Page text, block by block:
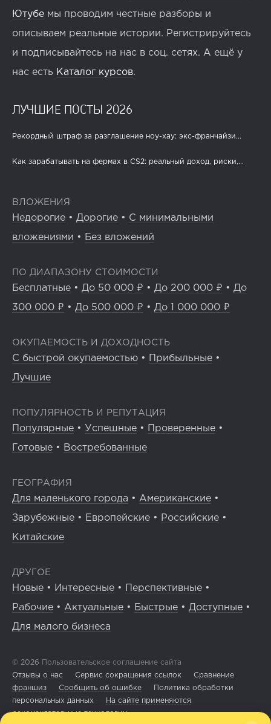
Ютубе мы проводим честные разборы и
описываем реальные истории. Регистрируйтесь
и подписывайтесь на нас в соц. сетях. А ещё у
нас есть Каталог курсов.
ЛУЧШИЕ ПОСТЫ 2026
Рекордный штраф за разглашение ноу-хау: экс-франчайзи...
Как зарабатывать на фермах в CS2: реальный доход, риски,...
ВЛОЖЕНИЯ
Недорогие • Дорогие • С минимальными
вложениями • Без вложений
ПО ДИАПАЗОНУ СТОИМОСТИ
Бесплатные • До 50 000 ₽ • До 200 000 ₽ • До
300 000 ₽ • До 500 000 ₽ • До 1 000 000 ₽
ОКУПАЕМОСТЬ И ДОХОДНОСТЬ
С быстрой окупаемостью • Прибыльные •
Лучшие
ПОПУЛЯРНОСТЬ И РЕПУТАЦИЯ
Популярные • Успешные • Проверенные •
Готовые • Востребованные
ГЕОГРАФИЯ
Для маленького города • Американские •
Зарубежные • Европейские • Российские •
Китайские
ДРУГОЕ
Новые • Интересные • Перспективные •
Рабочие • Актуальные • Быстрые • Доступные •
Для малого бизнеса
© 2026 Пользовательское соглашение сайта
Отзывы о нас
Сервис сокращения ссылок
Сравнение
франшиз
Сообщить об ошибке
Политика обработки
персональных данных
На сайте применяются
рекомендательные технологии